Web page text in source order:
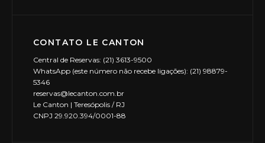
CONTATO LE CANTON
Central de Reservas: (21) 3613-9500
WhatsApp (este número não recebe ligações): (21) 98879-
5346
reservas@lecanton.com.br
Le Canton | Teresópolis / RJ
CNPJ 29.920.394/0001-88